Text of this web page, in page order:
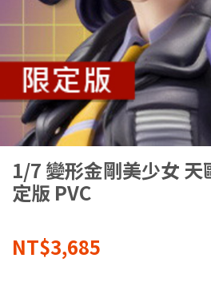
1/7 變形金剛美少女 天
定版 PVC
NT$3,685